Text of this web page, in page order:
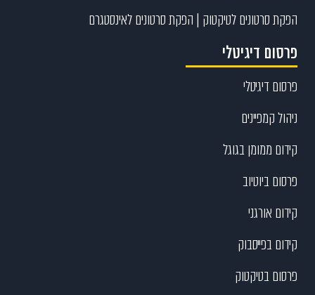
הפקת סרטונים לטיקטוק | הפקת סרטונים לאינסטגרם
פרסום דיגיטלי
פרסום דיגיטלי
ניהול קמפיינים
קידום ממומן בגוגל
פרסום ביוטיוב
קידום אורגני
קידום בפייסבוק
פרסום בטיקטוק